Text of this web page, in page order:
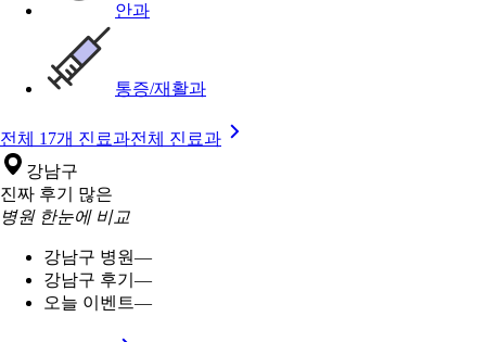
안과
통증/재활과
전체 17개 진료과전체 진료과
강남구
진짜 후기 많은
병원 한눈에 비교
강남구 병원—
강남구 후기 —
오늘 이벤트—